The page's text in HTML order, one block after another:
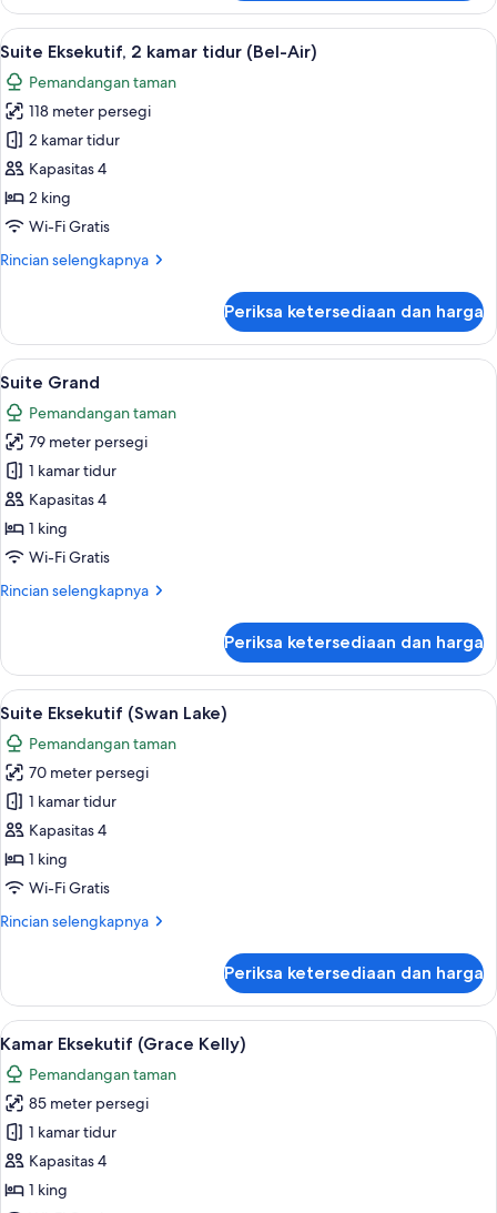
Vila
Eksekutif
Lihat
semua
foto
untuk
Suite
Eksekutif,
2
kamar
(Bel-
Suite Eksekutif, 2 kamar tidur (Bel-
7
Suite Eksekutif, 2 kamar tidur (Bel-Air)
Pemandangan taman
118 meter persegi
2 kamar tidur
Kapasitas 4
2 king
Wi-Fi Gratis
Rincian selengkapnya
Rincian
Suite
Eksekutif,
2
kamar
tidur
(Bel-
Air)
Periksa ketersediaan dan harga
Lihat
semua
foto
untuk
Suite
Grand
Suite Grand | Seprai katun Mesir,
5
Suite Grand
Pemandangan taman
79 meter persegi
1 kamar tidur
Kapasitas 4
1 king
Wi-Fi Gratis
Rincian selengkapnya
Rincian
Suite
Grand
Periksa ketersediaan dan harga
Lihat
semua
foto
untuk
Suite
Eksekutif
(Swan
Lake)
Suite Eksekutif (Swan Lake) | Seprai
7
Suite Eksekutif (Swan Lake)
Pemandangan taman
70 meter persegi
1 kamar tidur
Kapasitas 4
1 king
Wi-Fi Gratis
Rincian selengkapnya
Rincian
Suite
Eksekutif
(Swan
Lake)
Periksa ketersediaan dan harga
Lihat
semua
foto
untuk
Kamar
Eksekutif
(Grace
Kamar Eksekutif (Grace Kelly) |
6
Kamar Eksekutif (Grace Kelly)
Pemandangan taman
85 meter persegi
1 kamar tidur
Kapasitas 4
1 king